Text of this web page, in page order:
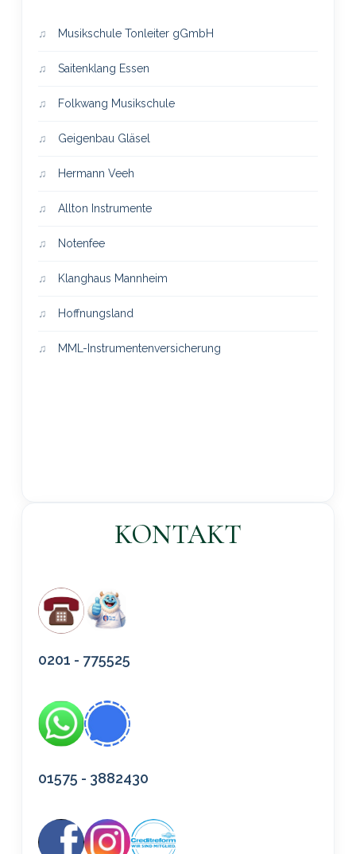
Musikschule Tonleiter gGmbH
Saitenklang Essen
Folkwang Musikschule
Geigenbau Gläsel
Hermann Veeh
Allton Instrumente
Notenfee
Klanghaus Mannheim
Hoffnungsland
MML-Instrumentenversicherung
KONTAKT
0201 - 775525
01575 - 3882430